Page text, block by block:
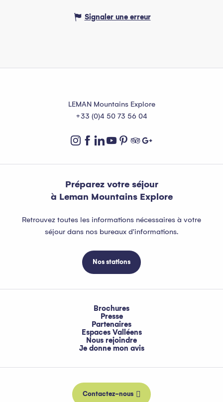
Signaler une erreur
LEMAN Mountains Explore
+33 (0)4 50 73 56 04
Préparez votre séjour
à Leman Mountains Explore
Retrouvez toutes les informations nécessaires à votre
séjour dans nos bureaux d'informations.
Nos stations
Brochures
Presse
Partenaires
Espaces Valléens
Nous rejoindre
Je donne mon avis
Contactez-nous